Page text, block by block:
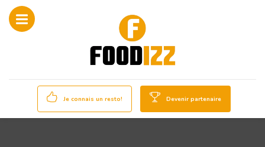
Je connais un resto! Devenir partenaire